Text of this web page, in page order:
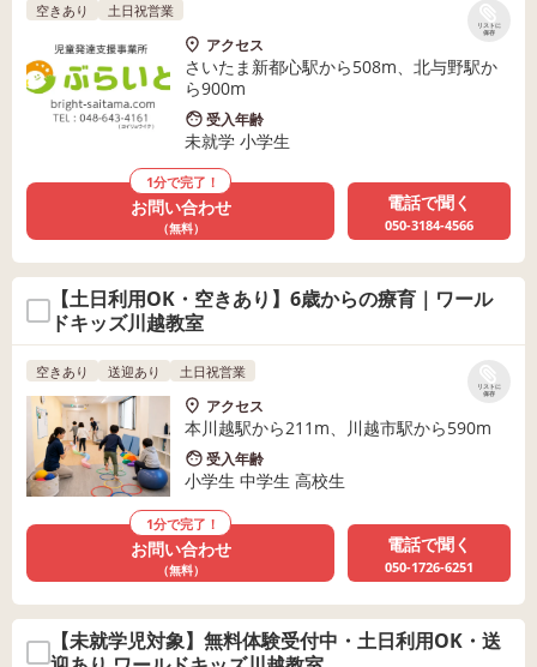
リストに
保存
空きあり 土日祝営業
アクセス
さいたま新都心駅から508m、北与野駅か
ら900m
受入年齢
未就学 小学生
1分で完了！
お問い合わせ
（無料）
電話で聞く
050-3184-4566
【土日利用OK・空きあり】6歳からの療育｜ワール
ドキッズ川越教室
リストに
保存
空きあり 送迎あり 土日祝営業
アクセス
本川越駅から211m、川越市駅から590m
受入年齢
小学生 中学生 高校生
1分で完了！
お問い合わせ
（無料）
電話で聞く
050-1726-6251
【未就学児対象】無料体験受付中・土日利用OK・送